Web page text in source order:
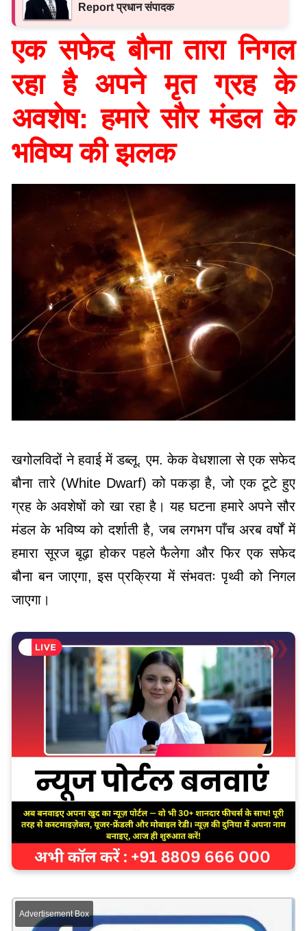
Report प्रधान संपादक
एक सफेद बौना तारा निगल
रहा है अपने मृत ग्रह के
अवशेष: हमारे सौर मंडल के
भविष्य की झलक
खगोलविदों ने हवाई में डब्लू. एम. केक वेधशाला से एक सफेद
बौना तारे (White Dwarf) को पकड़ा है, जो एक टूटे हुए
ग्रह के अवशेषों को खा रहा है। यह घटना हमारे अपने सौर
मंडल के भविष्य को दर्शाती है, जब लगभग पाँच अरब वर्षों में
हमारा सूरज बूढ़ा होकर पहले फैलेगा और फिर एक सफेद
बौना बन जाएगा, इस प्रक्रिया में संभवतः पृथ्वी को निगल
जाएगा।
Advertisement Box